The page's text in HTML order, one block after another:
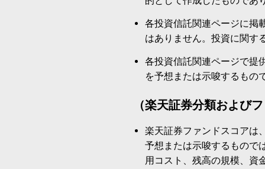
各投資信託関連ページに掲
はありません。投資に関す
各投資信託関連ページで提
を予想または示唆するもの
（楽天証券分類および
楽天証券ファンドスコアは
予想または示唆するもので
用コスト、残高の規模、資